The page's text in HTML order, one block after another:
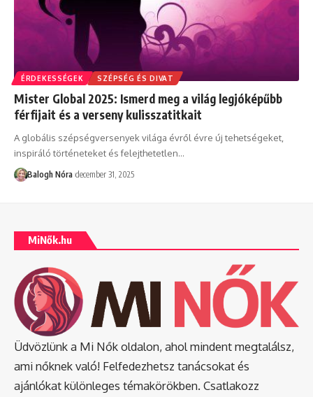
ÉRDEKESSÉGEK SZÉPSÉG ÉS DIVAT
Mister Global 2025: Ismerd meg a világ legjóképűbb
férfijait és a verseny kulisszatitkait
A globális szépségversenyek világa évről évre új tehetségeket,
inspiráló történeteket és felejthetetlen…
Balogh Nóra december 31, 2025
MiNők.hu
Üdvözlünk a Mi Nők oldalon, ahol mindent megtalálsz,
ami nőknek való! Felfedezhetsz tanácsokat és
ajánlókat különleges témakörökben. Csatlakozz